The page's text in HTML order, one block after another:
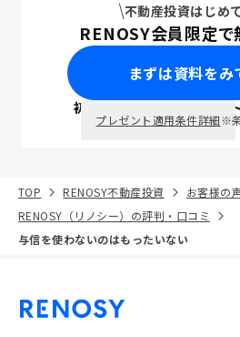
不動産投資はじめ
RENOSY会員限定で
まずは資料をみ
初回面談で ポイント
プレゼント適用条件詳細※
TOP RENOSY不動産投資
お客様の
RENOSY（リノシー）の評判・口コミ
与信を使わないのはもったいない